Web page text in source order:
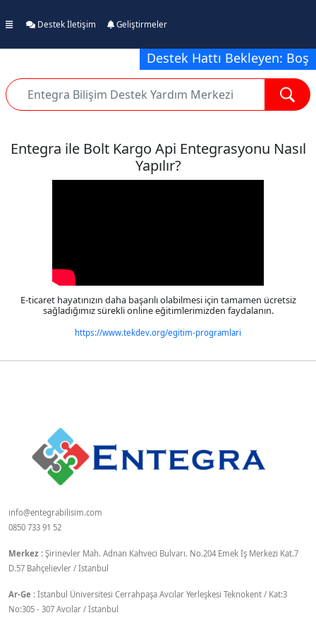
Destek İletişim Geliştirmeler
Destek Hattı Bekleyen: Boş
Entegra ile Bolt Kargo Api Entegrasyonu Nasıl
Yapılır?
E-ticaret hayatınızın daha başarılı olabilmesi için tamamen ücretsiz
sağladığımız sürekli online eğitimlerimizden faydalanın.
https://www.tekdev.org/egitim-programlari
info@entegrabilisim.com
0850 733 91 52
Merkez : Şirinevler Mah. Adnan Kahveci Bulvarı. No.204 Emek İş Merkezi Kat.7
D.57 Bahçelievler / İstanbul
Ar-Ge : İstanbul Üniversitesi Cerrahpaşa Avcılar Yerleşkesi Teknokent / Kat:3
No:305 - 307 Avcılar / İstanbul